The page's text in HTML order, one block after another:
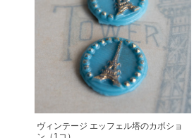
ヴィンテージ エッフェル塔のカボショ
ン（1コ）